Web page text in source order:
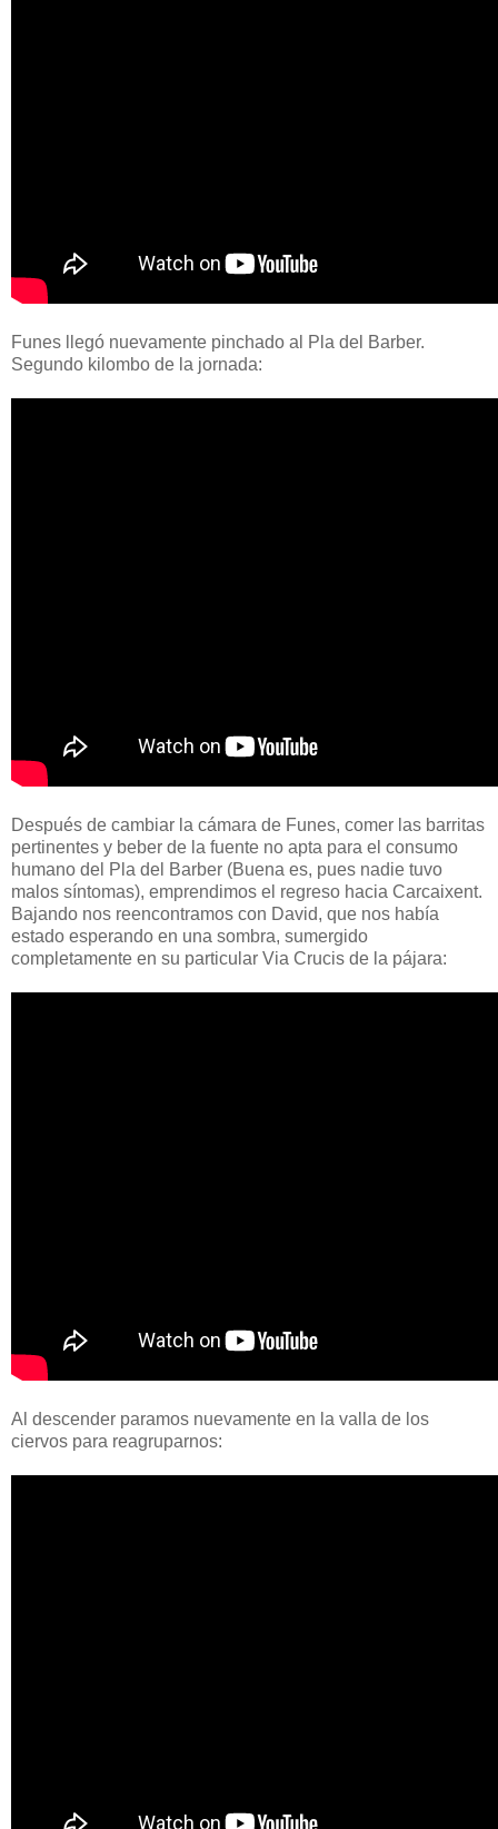
Funes llegó nuevamente pinchado al Pla del Barber.
Segundo kilombo de la jornada:
Después de cambiar la cámara de Funes, comer las barritas
pertinentes y beber de la fuente no apta para el consumo
humano del Pla del Barber (Buena es, pues nadie tuvo
malos síntomas), emprendimos el regreso hacia Carcaixent.
Bajando nos reencontramos con David, que nos había
estado esperando en una sombra, sumergido
completamente en su particular Via Crucis de la pájara:
Al descender paramos nuevamente en la valla de los
ciervos para reagruparnos: